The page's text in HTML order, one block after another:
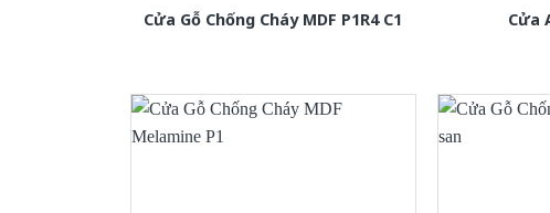
Cửa Gỗ Chống Cháy MDF P1R4 C1 Cửa